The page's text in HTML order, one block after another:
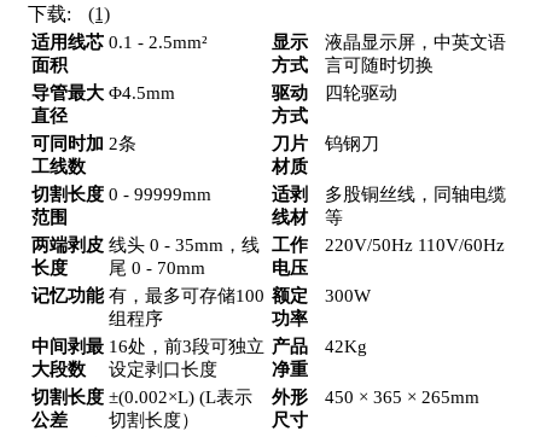
下载: (1)
适用线芯
面积
0.1 - 2.5mm²
显示
方式
液晶显示屏，中英文语
言可随时切换
导管最大
直径
Φ4.5mm
驱动
方式
四轮驱动
可同时加
工线数
2条
刀片
材质
钨钢刀
切割长度
范围
0 - 99999mm
适剥
线材
多股铜丝线，同轴电缆
等
两端剥皮
长度
线头 0 - 35mm，线
尾 0 - 70mm
工作
电压
220V/50Hz 110V/60Hz
记忆功能 有，最多可存储100
组程序
额定
功率
300W
中间剥最
大段数
16处，前3段可独立
设定剥口长度
产品
净重
42Kg
切割长度
公差
±(0.002×L) (L表示
切割长度）
外形
尺寸
450 × 365 × 265mm